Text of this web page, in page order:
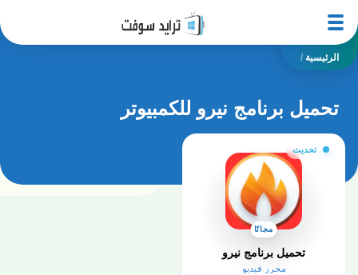
الرئيسية /
تحميل برنامج نيرو للكمبيوتر
تحديث
مجانًا
تحميل برنامج نيرو
محرر فيديو